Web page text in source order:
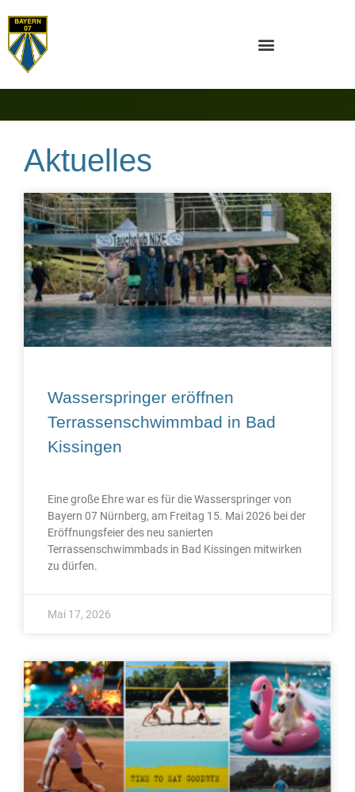
Aktuelles
Wasserspringer eröffnen
Terrassenschwimmbad in Bad
Kissingen
Eine große Ehre war es für die Wasserspringer von
Bayern 07 Nürnberg, am Freitag 15. Mai 2026 bei der
Eröffnungsfeier des neu sanierten
Terrassenschwimmbads in Bad Kissingen mitwirken
zu dürfen.
Mai 17, 2026